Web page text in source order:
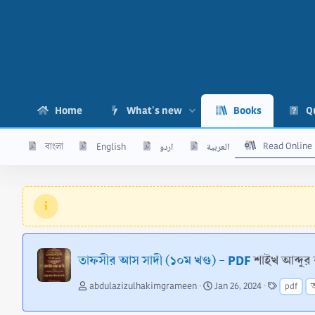
Home What's new Books
বাংলা English اردو العربية Read Online
তাফসীর আস সাদী (১০ম খণ্ড) - PDFশাইখ আব্দুর
A
t
abdulazizulhakimgrameen
C
e
Jan 26, 2024
T
a
g
pdf